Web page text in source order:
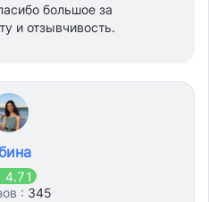
большое за
и отзывчивость.
4.71
: 345